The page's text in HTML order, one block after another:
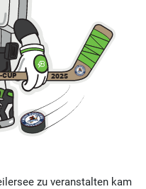
zu veranstalten kam